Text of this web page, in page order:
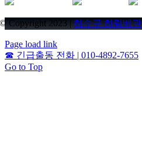
© Copyright 2023 |하수구 하림배관
Page load link
☎ 긴급출동 전화 | 010-4892-7655
Go to Top